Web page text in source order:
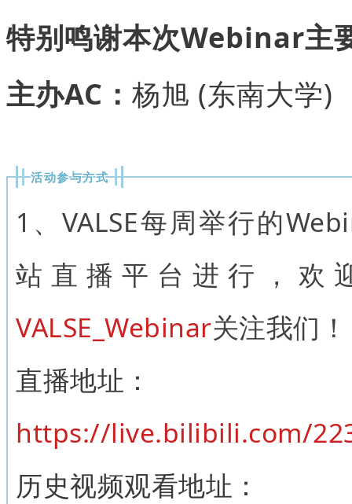
特别鸣谢本次Webinar主
主办AC： 杨旭 (东南大学)
活动参与方式
1、VALSE每周举行的
站直播平台进行，欢
VALSE_Webinar关注我们！
直播地址：
https://live.bilibili.com/
历史视频观看地址：